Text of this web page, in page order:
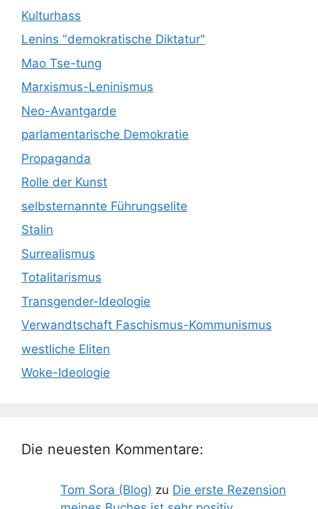
Kulturhass
Lenins "demokratische Diktatur"
Mao Tse-tung
Marxismus-Leninismus
Neo-Avantgarde
parlamentarische Demokratie
Propaganda
Rolle der Kunst
selbsternannte Führungselite
Stalin
Surrealismus
Totalitarismus
Transgender-Ideologie
Verwandtschaft Faschismus-Kommunismus
westliche Eliten
Woke-Ideologie
Die neuesten Kommentare:
Tom Sora (Blog) zu Die erste Rezension